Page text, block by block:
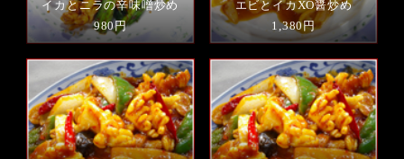
イカとニラの辛味噌炒め
980円
エビとイカXO醤炒め
1,380円